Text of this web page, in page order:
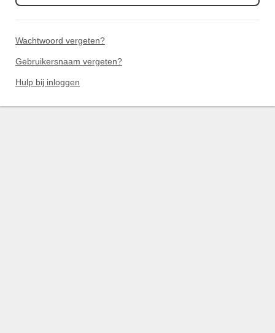
Wachtwoord vergeten?
Gebruikersnaam vergeten?
Hulp bij inloggen